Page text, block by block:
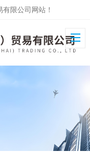
限公司网站！